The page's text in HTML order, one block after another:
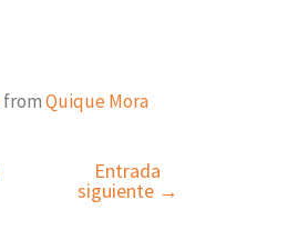
fromQuique Mora
Entrada
siguiente →